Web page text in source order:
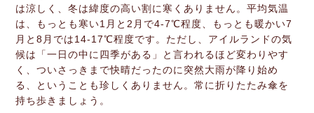
は涼しく、冬は緯度の高い割に寒くありません。平均気温
は、もっとも寒い1月と2月で4-7℃程度、もっとも暖かい7
月と8月では14-17℃程度です。ただし、アイルランドの気
候は「一日の中に四季がある」と言われるほど変わりやす
く、ついさっきまで快晴だったのに突然大雨が降り始め
る、ということも珍しくありません。常に折りたたみ傘を
持ち歩きましょう。